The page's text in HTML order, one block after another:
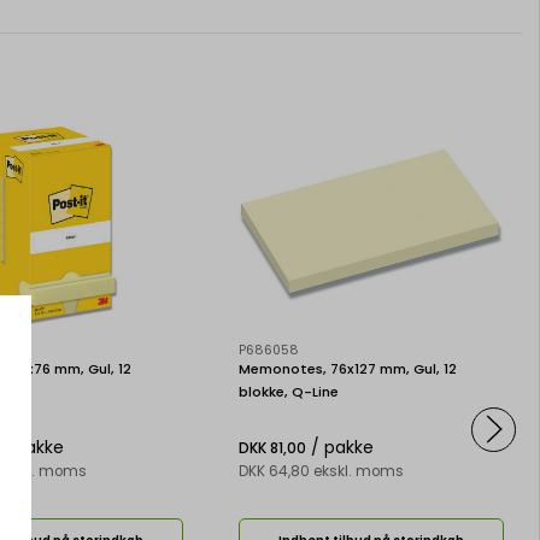
76x76 mm, Gul, 12
/ pakke
ekskl. moms
P686058
Memonotes, 76x127 mm, Gul, 12
blokke, Q-Line
DKK 81,00 / pakke
DKK 64,80 ekskl. moms